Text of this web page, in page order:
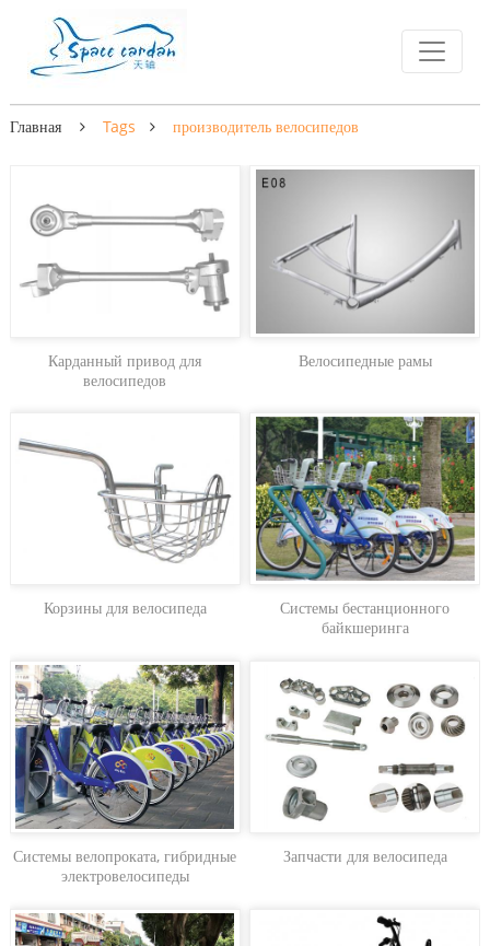
Главная Tags производитель велосипедов
Карданный привод для
велосипедов
Велосипедные рамы
Корзины для велосипеда
Системы бестанционного
байкшеринга
Системы велопроката, гибридные
электровелосипеды
Запчасти для велосипеда